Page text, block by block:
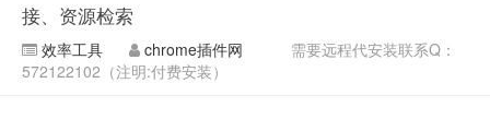
接、资源检索
效率工具 chrome插件网
需要远程代安装联系Q：
572122102（注明:付费安装）